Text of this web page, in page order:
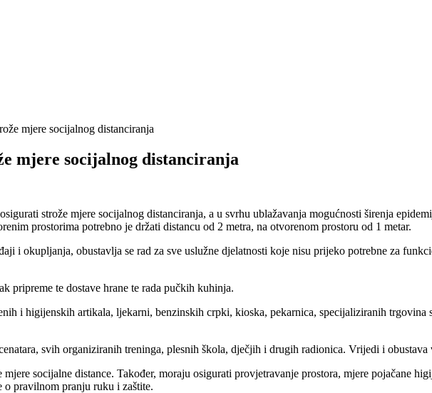
mjere socijalnog distanciranja
mjere socijalnog distanciranja
strože mjere socijalnog distanciranja, a u svrhu ublažavanja mogućnosti širenja
prostorima potrebno je držati distancu od 2 metra, na otvorenom prostoru od 1 metar.
i okupljanja, obustavlja se rad za sve uslužne djelatnosti koje nisu prijeko potrebne za
pripreme te dostave hrane te rada pučkih kuhinja.
i higijenskih artikala, ljekarni, benzinskih crpki, kioska, pekarnica, specijaliziranih trgovina
svih organiziranih treninga, plesnih škola, dječjih i drugih radionica. Vrijedi i
socijalne distance. Također, moraju osigurati provjetravanje prostora, mjere pojačane
o pravilnom pranju ruku i zaštite.